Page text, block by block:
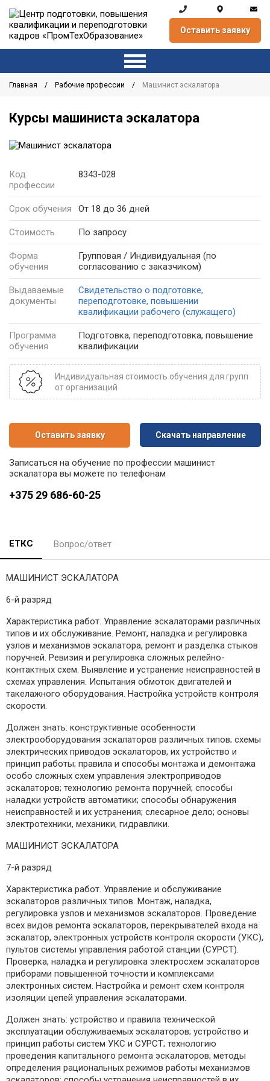
Оставить заявку
Главная Рабочие профессии Машинист эскалатора
Курсы машиниста эскалатора
Код
профессии
8343-028
Срок обучения От 18 до 36 дней
Стоимость По запросу
Форма
обучения
Групповая / Индивидуальная (по
согласованию с заказчиком)
Выдаваемые
документы
Свидетельство о подготовке,
переподготовке, повышении
квалификации рабочего (служащего)
Программа
обучения
Подготовка, переподготовка, повышение
квалификации
Индивидуальная стоимость обучения для групп
от организаций
Оставить заявку Скачать направление
Записаться на обучение по профессии машинист
эскалатора вы можете по телефонам
+375 29 686-60-25
ЕТКС Вопрос/ответ
МАШИНИСТ ЭСКАЛАТОРА
6-й разряд
Характеристика работ. Управление эскалаторами различных
типов и их обслуживание. Ремонт, наладка и регулировка
узлов и механизмов эскалатора, ремонт и разделка стыков
поручней. Ревизия и регулировка сложных релейно-
контактных схем. Выявление и устранение неисправностей в
схемах управления. Испытания обмоток двигателей и
такелажного оборудования. Настройка устройств контроля
скорости.
Должен знать: конструктивные особенности
электрооборудования эскалаторов различных типов; схемы
электрических приводов эскалаторов, их устройство и
принцип работы; правила и способы монтажа и демонтажа
особо сложных схем управления электроприводов
эскалаторов; технологию ремонта поручней; способы
наладки устройств автоматики; способы обнаружения
неисправностей и их устранения; слесарное дело; основы
электротехники, механики, гидравлики.
МАШИНИСТ ЭСКАЛАТОРА
7-й разряд
Характеристика работ. Управление и обслуживание
эскалаторов различных типов. Монтаж, наладка,
регулировка узлов и механизмов эскалаторов. Проведение
всех видов ремонта эскалаторов, перекрывателей входа на
эскалатор, электронных устройств контроля скорости (УКС),
пультов системы управления работой станции (СУРСТ).
Проверка, наладка и регулировка электросхем эскалаторов
приборами повышенной точности и комплексами
электронных систем. Настройка и ремонт схем контроля
изоляции цепей управления эскалаторами.
Должен знать: устройство и правила технической
эксплуатации обслуживаемых эскалаторов; устройство и
принцип работы систем УКС и СУРСТ; технологию
проведения капитального ремонта эскалаторов; методы
определения рациональных режимов работы механизмов